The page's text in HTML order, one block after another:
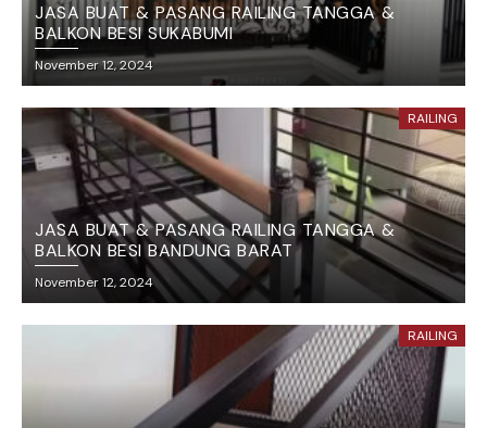
JASA BUAT & PASANG RAILING TANGGA &
BALKON BESI SUKABUMI
November 12, 2024
RAILING
JASA BUAT & PASANG RAILING TANGGA &
BALKON BESI BANDUNG BARAT
November 12, 2024
RAILING